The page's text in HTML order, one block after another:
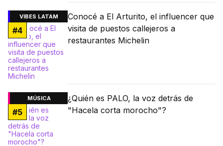
VIBES LATAM
#4
Conocé a El Arturito, el influencer que
visita de puestos callejeros a
restaurantes Michelin
MÚSICA
#5
¿Quién es PALO, la voz detrás de
"Hacela corta morocho"?